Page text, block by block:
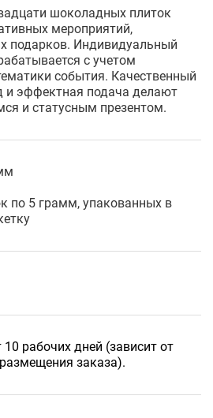
шоколадных плиток
мероприятий,
подарков. Индивидуальный
с учетом
события. Качественный
и эффектная подача делают
и статусным презентом.
по 5 грамм, упакованных в
рабочих дней (зависит от
заказа).